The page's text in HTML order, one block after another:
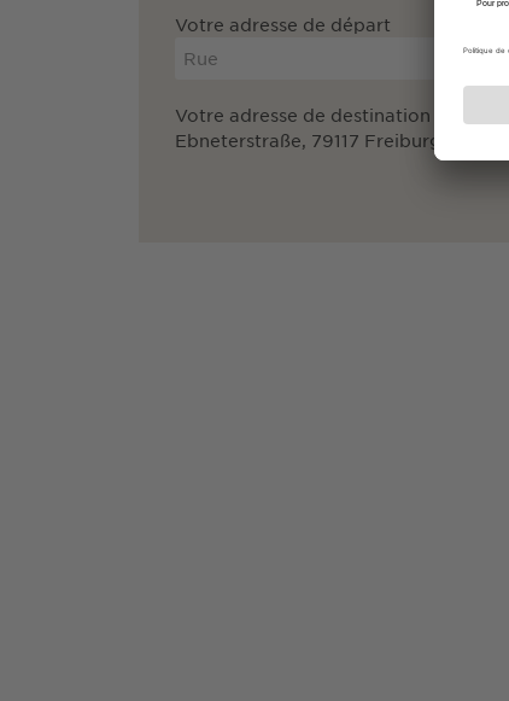
Votre adresse de départ
Votre adresse de destination
Ebneterstraße, 79117 Freiburg